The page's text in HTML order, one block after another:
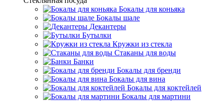
Бокалы для коньяка
Бокалы шале
Декантеры
Бутылки
Кружки из стекла
Стаканы для воды
Банки
Бокалы для бренди
Бокалы для вина
Бокалы для коктейлей
Бокалы для мартини